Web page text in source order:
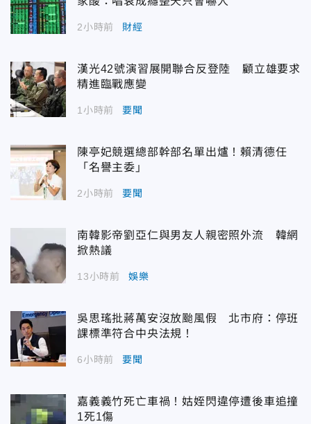
2小時前 財經
漢光42號演習展開聯合反登陸 顧立雄要求
精進臨戰應變
1小時前 要聞
陳亭妃競選總部幹部名單出爐！賴清德任
「名譽主委」
2小時前 要聞
南韓影帝劉亞仁與男友人親密照外流 韓網
掀熱議
13小時前 娛樂
吳思瑤批蔣萬安沒放颱風假 北市府：停班
課標準符合中央法規！
6小時前 要聞
嘉義義竹死亡車禍！姑姪閃違停遭後車追撞
1死1傷